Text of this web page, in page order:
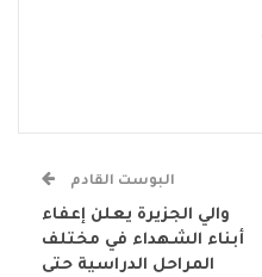
البوست القادم
والي الجزيرة يعلن إعفاء
أبناء الشهداء في مختلف
المراحل الدراسية حتى